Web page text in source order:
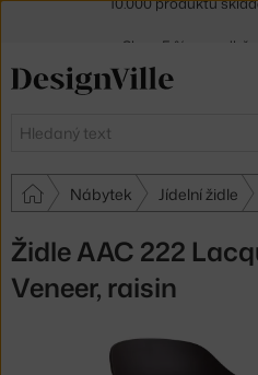
Hledat
Nábytek Jídelní židle
Židle AAC 222
Veneer, raisin
30 dní na